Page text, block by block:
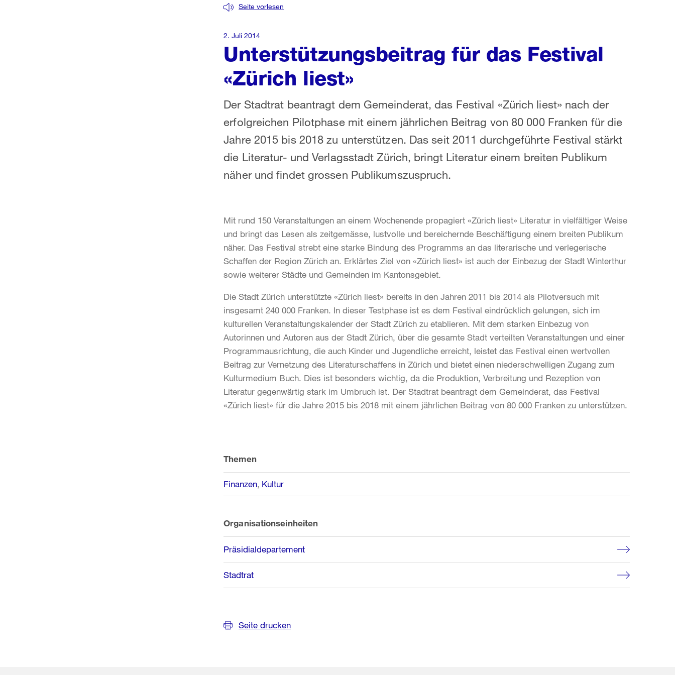
Unterstützungsbeitrag für das Festival
«Zürich liest»
Seite vorlesen
Der Stadtrat beantragt dem Gemeinderat, das Festival «Zürich liest» nach der
erfolgreichen Pilotphase mit einem jährlichen Beitrag von 80 000 Franken für die
Jahre 2015 bis 2018 zu unterstützen. Das seit 2011 durchgeführte Festival stärkt
die Literatur- und Verlagsstadt Zürich, bringt Literatur einem breiten Publikum
näher und findet grossen Publikumszuspruch.
2. Juli 2014
Mit rund 150 Veranstaltungen an einem Wochenende propagiert «Zürich liest» Literatur in vielfältiger Weise
und bringt das Lesen als zeitgemässe, lustvolle und bereichernde Beschäftigung einem breiten Publikum
näher. Das Festival strebt eine starke Bindung des Programms an das literarische und verlegerische
Schaffen der Region Zürich an. Erklärtes Ziel von «Zürich liest» ist auch der Einbezug der Stadt Winterthur
sowie weiterer Städte und Gemeinden im Kantonsgebiet.
Die Stadt Zürich unterstützte «Zürich liest» bereits in den Jahren 2011 bis 2014 als Pilotversuch mit
insgesamt 240 000 Franken. In dieser Testphase ist es dem Festival eindrücklich gelungen, sich im
kulturellen Veranstaltungskalender der Stadt Zürich zu etablieren. Mit dem starken Einbezug von
Autorinnen und Autoren aus der Stadt Zürich, über die gesamte Stadt verteilten Veranstaltungen und einer
Programmausrichtung, die auch Kinder und Jugendliche erreicht, leistet das Festival einen wertvollen
Beitrag zur Vernetzung des Literaturschaffens in Zürich und bietet einen niederschwelligen Zugang zum
Kulturmedium Buch. Dies ist besonders wichtig, da die Produktion, Verbreitung und Rezeption von
Literatur gegenwärtig stark im Umbruch ist. Der Stadtrat beantragt dem Gemeinderat, das Festival
«Zürich liest» für die Jahre 2015 bis 2018 mit einem jährlichen Beitrag von 80 000 Franken zu unterstützen.
Informationen
Themen
Finanzen Kultur
Organisationseinheiten
Präsidialdepartement
Stadtrat
Seite drucken